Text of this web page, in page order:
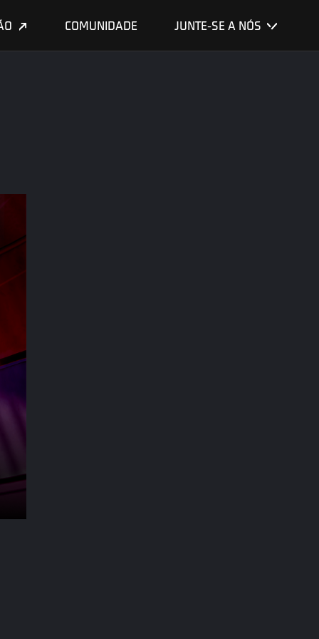
COMUNIDADE JUNTE-SE A NÓS